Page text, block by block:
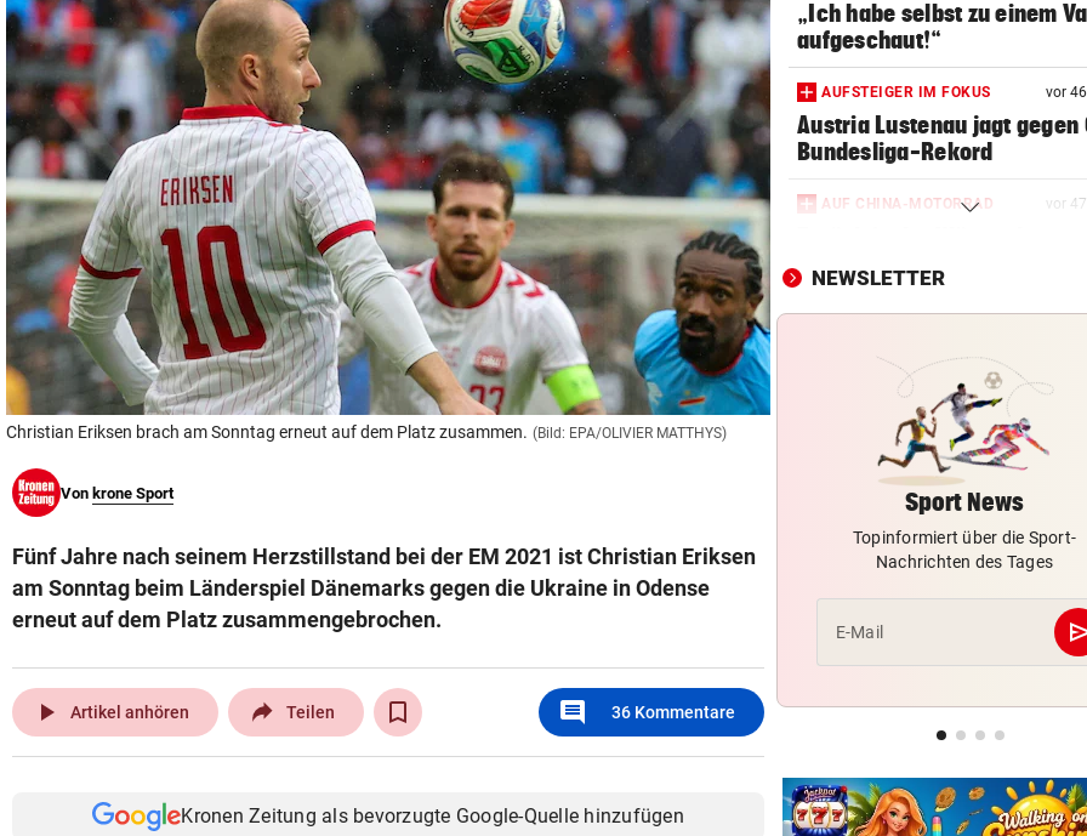
© Krone Multimedia GmbH & Co KG 2026
Muthgasse 2, 1190 Wien
Christian Eriksen brach am Sonntag erneut auf dem Platz zusammen. (Bild: EPA/OLIVIER MATTHYS)
Von krone Sport
Fünf Jahre nach seinem Herzstillstand bei der EM 2021 ist Christian Eriksen
am Sonntag beim Länderspiel Dänemarks gegen die Ukraine in Odense
erneut auf dem Platz zusammengebrochen.
play_arrow Artikel anhören Teilen comment 36 Kommentare
Kronen Zeitung als bevorzugte Google-Quelle hinzufügen
„Ich habe selbst zu einem
aufgeschaut!“
AUFSTEIGER IM FOKUS vor
Austria Lustenau jagt gegen
Bundesliga-Rekord
AUF CHINA-MOTORRAD vor
Werksfahrer
TRANSFER-ÜBERRASCHUNG vor
zum FC Liverpool
ZU SAISONSTART ZURÜCK?
Lamparter meldet sich
aus der Klinik
WURDE NUR 27 JAHRE ALT
Uganda trauert!
Überfall ermordet
lange nicht mehr“
Ex-Olympionike spricht
seine Pornosucht
NEWSLETTER
Sport News
Topinformiert über die Sport-
Nachrichten des Tages
E-Mail